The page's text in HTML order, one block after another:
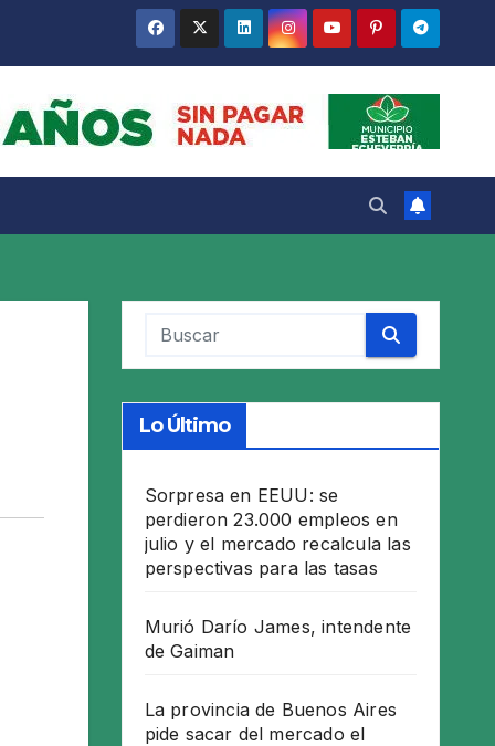
Lo Último
Sorpresa en EEUU: se
perdieron 23.000 empleos en
julio y el mercado recalcula las
perspectivas para las tasas
Murió Darío James, intendente
de Gaiman
La provincia de Buenos Aires
pide sacar del mercado el